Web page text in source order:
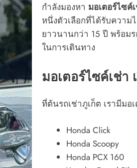
กำลังมองหา มอเตอร์ไซค์
หนึ่งตัวเลือกที่ได้รับความ
ยาวนานกว่า 15 ปี พร้อม
ในการเดินทาง
มอเตอร์ไซค์เช่
ที่ต้นรถเช่าภูเก็ต เรามีมอ
Honda Click
Honda Scoopy
Honda PCX 160